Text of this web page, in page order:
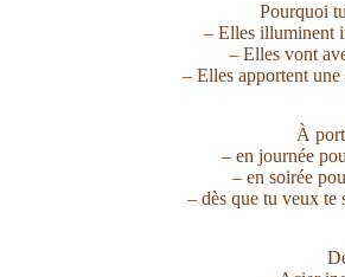
Pourquoi
– Elles illuminent
– Elles vont
– Elles apportent
À
– en journée
– en soirée
– dès que tu veux te